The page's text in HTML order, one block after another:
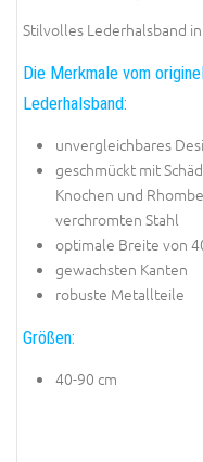
Stilvolles Lederhalsband in
Die Merkmale vom
Lederhalsband:
unvergleichbares
geschmückt mit
Knochen und
verchromten Stahl
optimale Breite von
gewachsten Kanten
robuste Metallteile
Größen:
40-90 cm